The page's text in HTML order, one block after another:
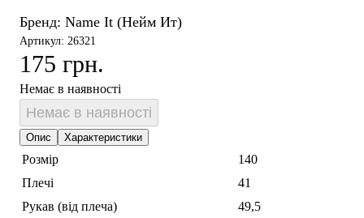
Бренд: Name It (Нейм Ит)
Артикул: 26321
175 грн.
Немає в наявності
Немає в наявності
Опис Характеристики
Розмір
140
Плечі
41
Рукав (від плеча)
49,5